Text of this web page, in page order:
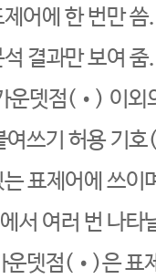
어에 한 번만
석 결과만 보여
운뎃점(•) 이외
쓰기 허용 기호
표제어에 쓰이
서 여러 번 나타
뎃점(•)은 표